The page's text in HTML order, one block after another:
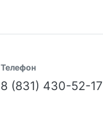
Телефон
8 (831) 430-52-17